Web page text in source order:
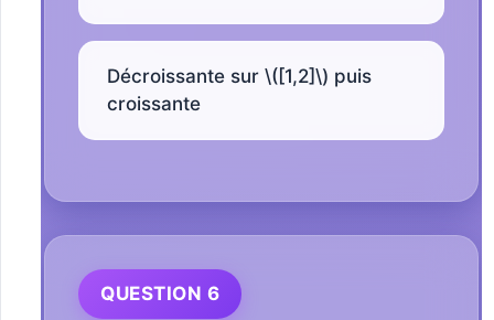
Décroissante sur \([1,2]\) puis
croissante
QUESTION 6